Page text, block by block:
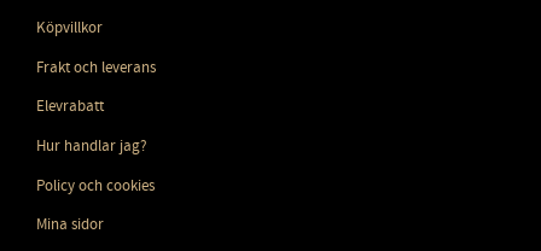
Köpvillkor
Frakt och leverans
Elevrabatt
Hur handlar jag?
Policy och cookies
Mina sidor